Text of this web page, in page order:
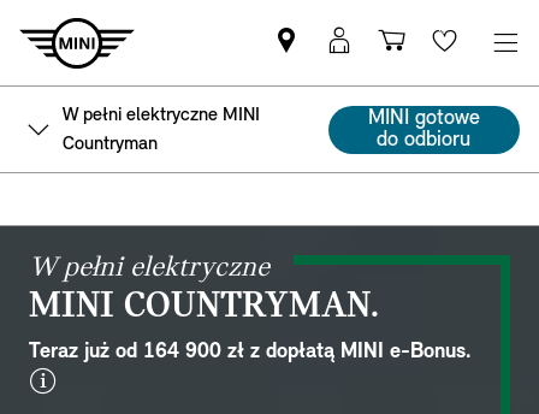
Znajdź
Partnera
MINI
Logowanie
MyMini
KoszykWishlist
W pełni elektryczne MINI
Countryman
MINI gotowe
do odbioru
W pełni elektryczne
MINI COUNTRYMAN.
Teraz już od 164 900 zł z dopłatą MINI e-Bonus.